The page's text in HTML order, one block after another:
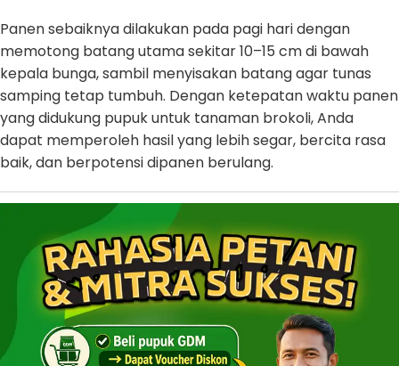
Panen sebaiknya dilakukan pada pagi hari dengan
memotong batang utama sekitar 10–15 cm di bawah
kepala bunga, sambil menyisakan batang agar tunas
samping tetap tumbuh. Dengan ketepatan waktu panen
yang didukung pupuk untuk tanaman brokoli, Anda
dapat memperoleh hasil yang lebih segar, bercita rasa
baik, dan berpotensi dipanen berulang.